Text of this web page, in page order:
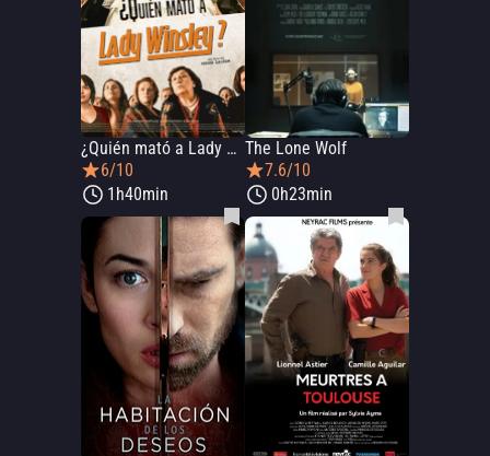
¿Quién mató a Lady Winsley?
6/10
1h40min
The Lone Wolf
7.6/10
0h23min